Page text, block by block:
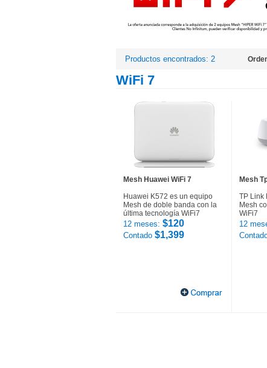
Productos encontrados: 2
WiFi 7
Mesh Huawei WiFi 7
Huawei K572 es un equipo
Mesh de doble banda con la
última tecnología WiFi7
12 meses: $120
Contado $1,399
Mesh
TP Link
Mesh
WiFi7
12